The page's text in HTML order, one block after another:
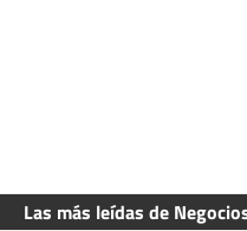
Las más leídas de